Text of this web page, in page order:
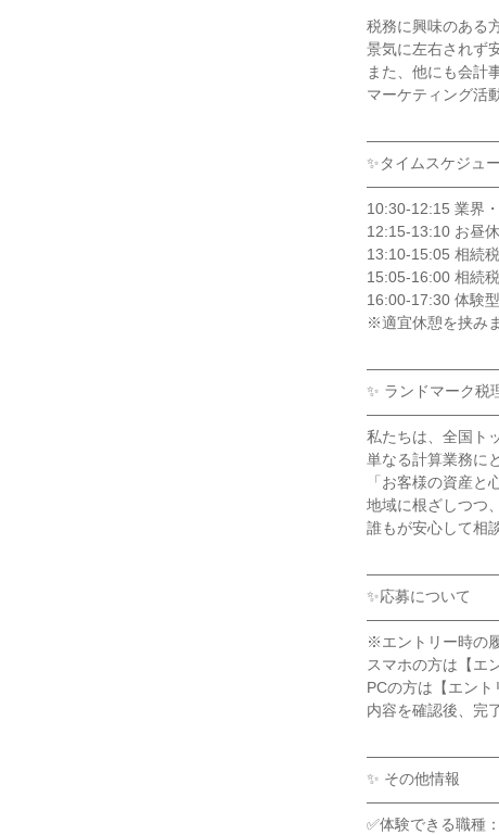
税務に興味のある
景気に左右されず
また、他にも会計
マーケティング活
✨タイムスケジュ
10:30-12:15 業界
12:15-13:10 お昼
13:10-15:05 相続
15:05-16:00 相続
16:00-17:30 体験
※適宜休憩を挟みま
✨ ランドマーク税
私たちは、全国ト
単なる計算業務に
「お客様の資産と
地域に根ざしつつ
誰もが安心して相
✨応募について
※エントリー時の
スマホの方は【エ
PCの方は【エン
内容を確認後、完
✨ その他情報
✅体験できる職種